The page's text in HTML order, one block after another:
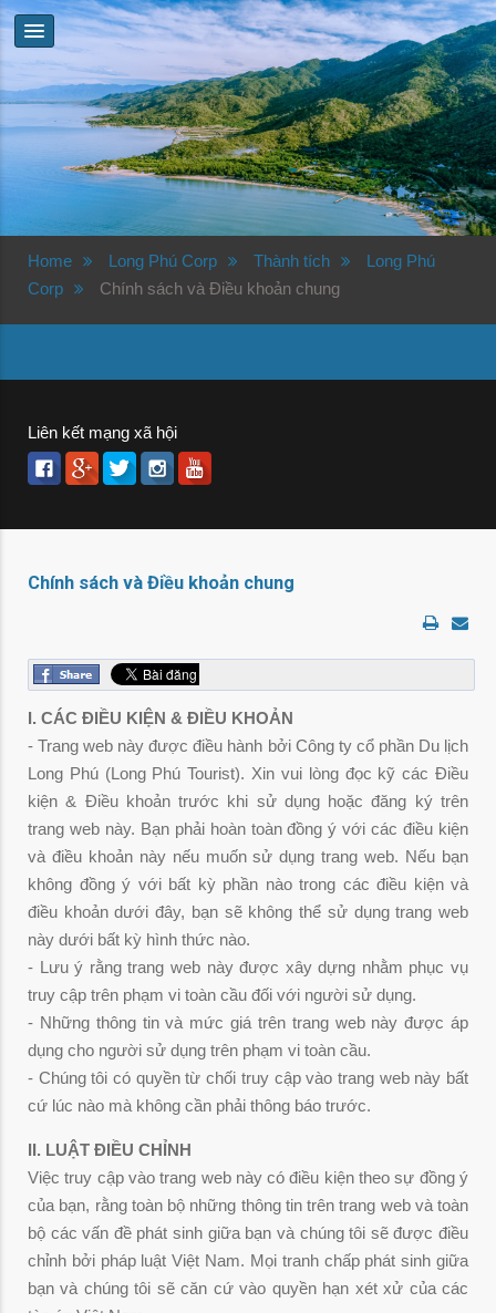
Home Long Phú Corp Thành tích
Long Phú
Corp
Chính sách và Điều khoản chung
Liên kết mạng xã hội
Chính sách và Điều khoản chung
I. CÁC ĐIỀU KIỆN & ĐIỀU KHOẢN
- Trang web này được điều hành bởi Công ty cổ phần Du lịch
Long Phú (Long Phú Tourist). Xin vui lòng đọc kỹ các Điều
kiện & Điều khoản trước khi sử dụng hoặc đăng ký trên
trang web này. Bạn phải hoàn toàn đồng ý với các điều kiện
và điều khoản này nếu muốn sử dụng trang web. Nếu bạn
không đồng ý với bất kỳ phần nào trong các điều kiện và
điều khoản dưới đây, bạn sẽ không thể sử dụng trang web
này dưới bất kỳ hình thức nào.
- Lưu ý rằng trang web này được xây dựng nhằm phục vụ
truy cập trên phạm vi toàn cầu đối với người sử dụng.
- Những thông tin và mức giá trên trang web này được áp
dụng cho người sử dụng trên phạm vi toàn cầu.
- Chúng tôi có quyền từ chối truy cập vào trang web này bất
cứ lúc nào mà không cần phải thông báo trước.
II. LUẬT ĐIỀU CHỈNH
Việc truy cập vào trang web này có điều kiện theo sự đồng ý
của bạn, rằng toàn bộ những thông tin trên trang web và toàn
bộ các vấn đề phát sinh giữa bạn và chúng tôi sẽ được điều
chỉnh bởi pháp luật Việt Nam. Mọi tranh chấp phát sinh giữa
bạn và chúng tôi sẽ căn cứ vào quyền hạn xét xử của các